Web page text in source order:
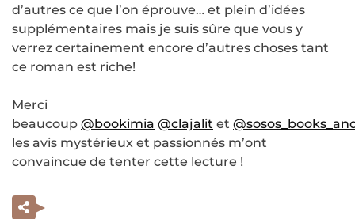
d’autres ce que l’on éprouve… et plein d’idées
supplémentaires mais je suis sûre que vous y
verrez certainement encore d’autres choses tant
ce roman est riche!
Merci
beaucoup @bookimia @clajalit et
les avis mystérieux et passionnés m’ont
convaincue de tenter cette lecture !